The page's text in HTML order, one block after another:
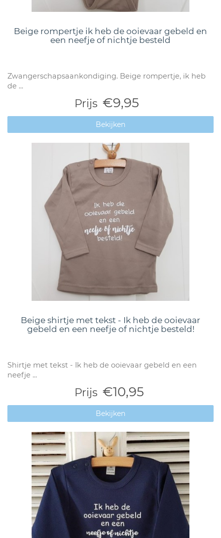
Beige rompertje ik heb de ooievaar gebeld en
een neefje of nichtje besteld
Zwangerschapsaankondiging. Beige rompertje, ik heb
de ...
Prijs €9,95
Bekijken
Beige shirtje met tekst - Ik heb de ooievaar
gebeld en een neefje of nichtje besteld!
Shirtje met tekst - Ik heb de ooievaar gebeld en een
neefje ...
Prijs €10,95
Bekijken